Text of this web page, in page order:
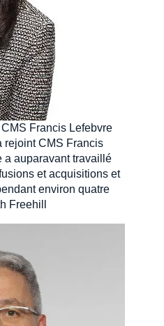
Francis Lefebvre
rejoint CMS Francis
a auparavant travaillé
et acquisitions et
environ quatre
Freehill